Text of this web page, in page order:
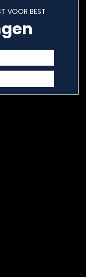
VOOR BEST